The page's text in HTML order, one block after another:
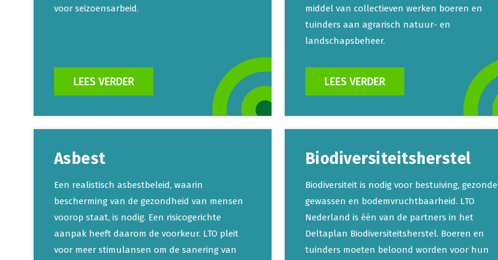
voor seizoensarbeid.
LEES VERDER
middel van collectieven werken boeren en
tuinders aan agrarisch natuur- en
landschapsbeheer.
LEES VERDER
Asbest
Een realistisch asbestbeleid, waarin
bescherming van de gezondheid van mensen
voorop staat, is nodig. Een risicogerichte
aanpak heeft daarom de voorkeur. LTO pleit
voor meer stimulansen om de sanering van
Biodiversiteitsherstel
Biodiversiteit is nodig voor bestuiving, gezonde
gewassen en bodemvruchtbaarheid. LTO
Nederland is één van de partners in het
Deltaplan Biodiversiteitsherstel. Boeren en
tuinders moeten beloond worden voor hun